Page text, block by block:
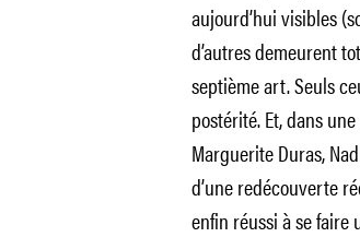
aujourd’hui visibles
d’autres demeurent
septième art. Seuls
postérité. Et, dans
Marguerite Duras,
d’une redécouverte
enfin réussi à se faire